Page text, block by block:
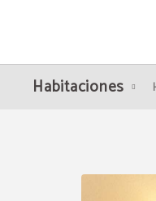
Habitación Doble Estándar del
Habitaciones